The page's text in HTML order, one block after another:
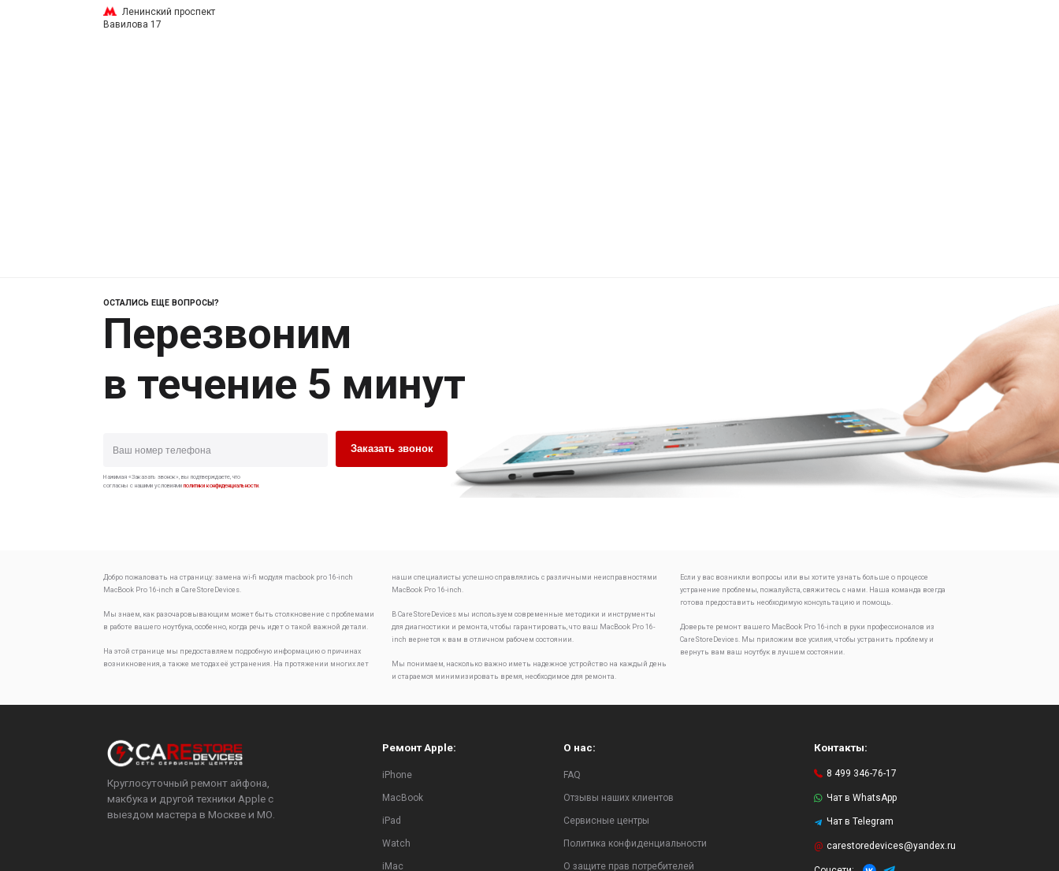
Ленинский проспект
Вавилова 17
ОСТАЛИСЬ ЕЩЕ ВОПРОСЫ?
Перезвоним
в течение 5 минут
Заказать звонок
Нажимая «Заказать звонок», вы подтверждаете, что
согласны с нашими условиямиполитики конфиденциальности.
Добро пожаловать на страницу:замена wi-fi модуля macbook pro 16-inch
MacBook Pro 16-inch в CareStoreDevices.
Мы знаем, как разочаровывающим может быть столкновение с проблемами
в работе вашего ноутбука, особенно, когда речь идет о такой важной детали.
На этой странице мы предоставляем подробную информацию о причинах
возникновения, а также методах её устранения. На протяжении многих лет
наши специалисты успешно справлялись с различными неисправностями
MacBook Pro 16-inch.
В CareStoreDevices мы используем современные методики и инструменты
для диагностики и ремонта, чтобы гарантировать, что ваш MacBook Pro 16-
inch вернется к вам в отличном рабочем состоянии.
Мы понимаем, насколько важно иметь надежное устройство на каждый день
и стараемся минимизировать время, необходимое для ремонта.
Если у вас возникли вопросы или вы хотите узнать больше о процессе
устранение проблемы, пожалуйста, свяжитесь с нами. Наша команда всегда
готова предоставить необходимую консультацию и помощь.
Доверьте ремонт вашего MacBook Pro 16-inch в руки профессионалов из
CareStoreDevices. Мы приложим все усилия, чтобы устранить проблему и
вернуть вам ваш ноутбук в лучшем состоянии.
Круглосуточный ремонт айфона,
макбука и другой техники Apple с
выездом мастера в Москве и МО.
Ремонт Apple:
iPhone
MacBook
iPad
Watch
iMac
О нас:
FAQ
Отзывы наших клиентов
Сервисные центры
Политика конфиденциальности
О защите прав потребителей
Контакты:
8 499 346-76-17
Чат в WhatsApp
Чат в Telegram
carestoredevices@yandex.ru